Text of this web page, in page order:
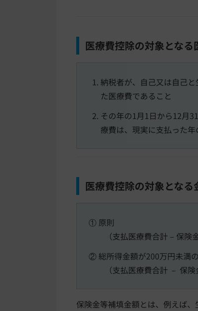
医療費控除の対象となる
納税者が、自己又は自己
た医療費であること
その年の1月1日から12月
療費は、現実に支払った年
医療費控除の対象となる
① 原則
（支払医療費合計 – 保
② 総所得金額が200万円未満
（支払医療費合計 － 保
保険金等補填金額とは、例えば